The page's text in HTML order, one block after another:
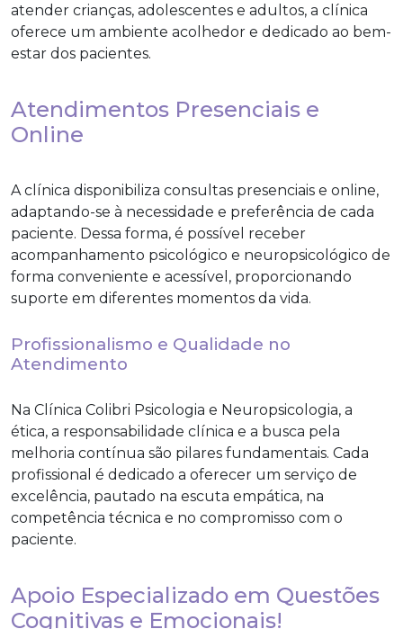
atender crianças, adolescentes e adultos, a clínica
oferece um ambiente acolhedor e dedicado ao bem-
estar dos pacientes.
Atendimentos Presenciais e
Online
A clínica disponibiliza consultas presenciais e online,
adaptando-se à necessidade e preferência de cada
paciente. Dessa forma, é possível receber
acompanhamento psicológico e neuropsicológico de
forma conveniente e acessível, proporcionando
suporte em diferentes momentos da vida.
Profissionalismo e Qualidade no
Atendimento
Na Clínica Colibri Psicologia e Neuropsicologia, a
ética, a responsabilidade clínica e a busca pela
melhoria contínua são pilares fundamentais. Cada
profissional é dedicado a oferecer um serviço de
excelência, pautado na escuta empática, na
competência técnica e no compromisso com o
paciente.
Apoio Especializado em Questões
Cognitivas e Emocionais!